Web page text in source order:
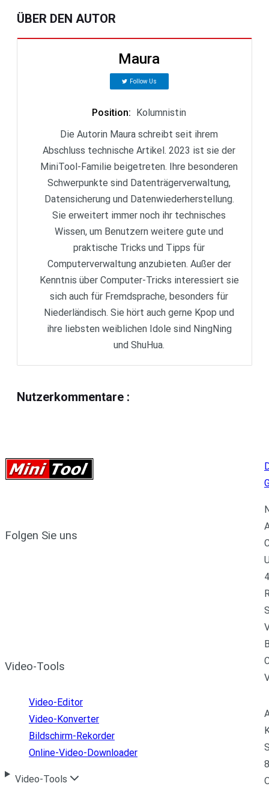
ÜBER DEN AUTOR
Maura
Follow Us
Position: Kolumnistin
Die Autorin Maura schreibt seit ihrem
Abschluss technische Artikel. 2023 ist sie der
MiniTool-Familie beigetreten. Ihre besonderen
Schwerpunkte sind Datenträgerverwaltung,
Datensicherung und Datenwiederherstellung.
Sie erweitert immer noch ihr technisches
Wissen, um Benutzern weitere gute und
praktische Tricks und Tipps für
Computerverwaltung anzubieten. Außer der
Kenntnis über Computer-Tricks interessiert sie
sich auch für Fremdsprache, besonders für
Niederländisch. Sie hört auch gerne Kpop und
ihre liebsten weiblichen Idole sind NingNing
und ShuHua.
Nutzerkommentare :
Folgen Sie uns
Video-Tools
Video-Editor
Video-Konverter
Bildschirm-Rekorder
Online-Video-Downloader
Video-Tools